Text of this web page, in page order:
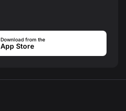
Download from the
App Store